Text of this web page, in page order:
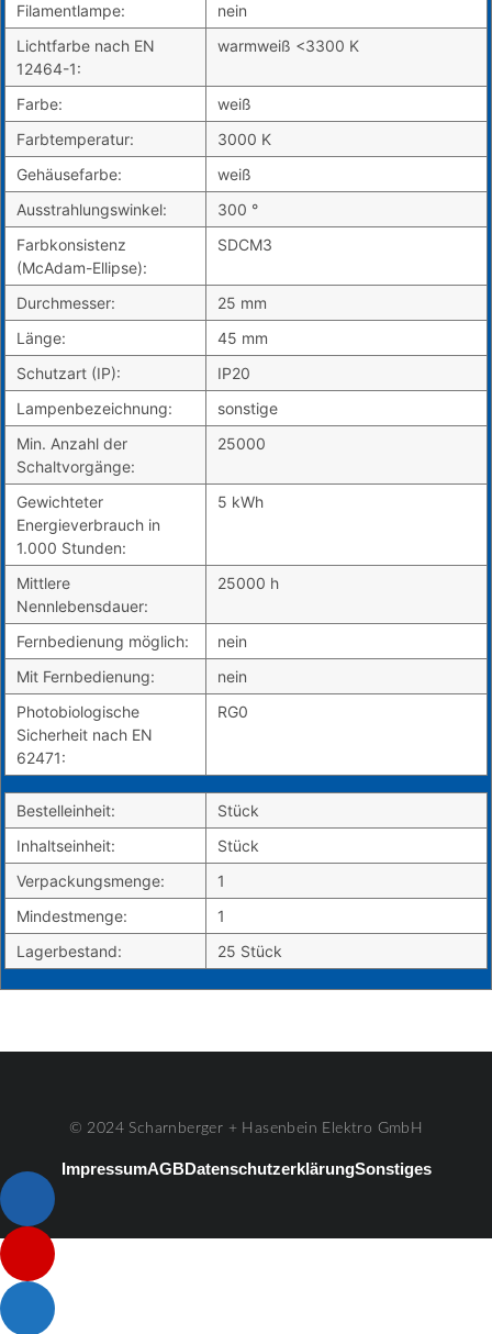
Filamentlampe:
nein
Lichtfarbe nach EN
12464-1:
warmweiß <3300 K
Farbe:
weiß
Farbtemperatur:
3000 K
Gehäusefarbe:
weiß
Ausstrahlungswinkel:
300 °
Farbkonsistenz
(McAdam-Ellipse):
SDCM3
Durchmesser:
25 mm
Länge:
45 mm
Schutzart (IP):
IP20
Lampenbezeichnung:
sonstige
Min. Anzahl der
Schaltvorgänge:
25000
Gewichteter
Energieverbrauch in
1.000 Stunden:
5 kWh
Mittlere
Nennlebensdauer:
25000 h
Fernbedienung möglich:
nein
Mit Fernbedienung:
nein
Photobiologische
Sicherheit nach EN
62471:
RG0
Bestelleinheit:
Stück
Inhaltseinheit:
Stück
Verpackungsmenge:
1
Mindestmenge:
1
Lagerbestand:
25 Stück
© 2024 Scharnberger + Hasenbein Elektro GmbH
ImpressumAGBDatenschutzerklärungSonstiges
Listenelement #1
Listenelement